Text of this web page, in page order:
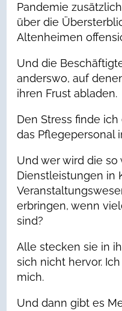
Pandemie
über die
Altenheimen
Und die
anderswo, auf
ihren Frust abladen.
Den Stress finde
das Pflegepersonal
Und wer wird die so
Dienstleistungen in
erbringen, wenn
sind?
Alle stecken sie in
sich nicht hervor.
mich.
Und dann gibt es